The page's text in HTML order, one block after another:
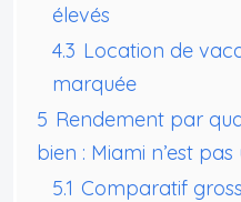
élevés
4.3 Location de
marquée
5 Rendement par
bien : Miami n’est
5.1 Comparatif